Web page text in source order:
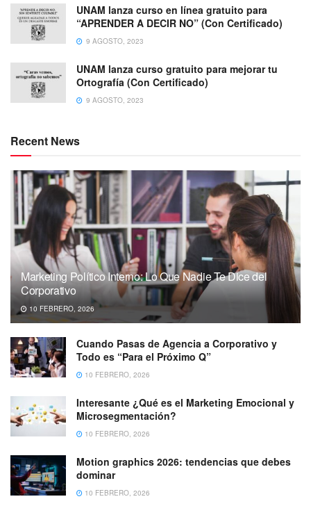
UNAM lanza curso en línea gratuito para
“APRENDER A DECIR NO” (Con Certificado)
9 AGOSTO, 2023
UNAM lanza curso gratuito para mejorar tu
Ortografía (Con Certificado)
9 AGOSTO, 2023
Recent News
Marketing Político Interno: Lo Que Nadie Te Dice del
Corporativo
10 FEBRERO, 2026
Cuando Pasas de Agencia a Corporativo y
Todo es “Para el Próximo Q”
10 FEBRERO, 2026
Interesante ¿Qué es el Marketing Emocional y
Microsegmentación?
10 FEBRERO, 2026
Motion graphics 2026: tendencias que debes
dominar
10 FEBRERO, 2026